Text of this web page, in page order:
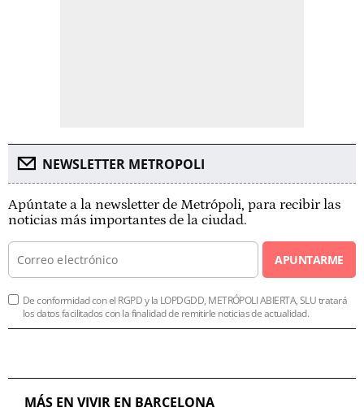
NEWSLETTER METROPOLI
Apúntate a la newsletter de Metrópoli, para recibir las
noticias más importantes de la ciudad.
APUNTARME
De conformidad con el RGPD y la LOPDGDD, METRÓPOLI ABIERTA, SLU tratará
los datos facilitados con la finalidad de remitirle noticias de actualidad.
MÁS EN VIVIR EN BARCELONA